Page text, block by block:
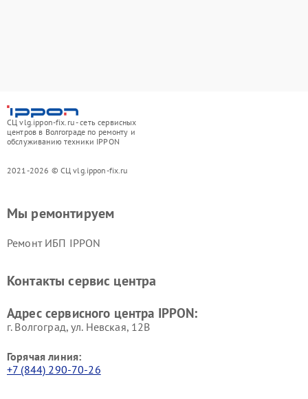
СЦ vlg.ippon-fix.ru - сеть сервисных
центров в Волгограде по ремонту и
обслуживанию техники IPPON
2021-2026 © СЦ vlg.ippon-fix.ru
Мы ремонтируем
Ремонт ИБП IPPON
Контакты сервис центра
Адрес сервисного центра IPPON:
г. Волгоград, ул. Невская, 12В
Горячая линия:
+7 (844) 290-70-26